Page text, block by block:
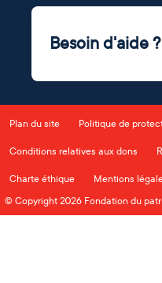
Besoin d'aide ?
Plan du site Politique de
Conditions relatives aux dons
Charte éthique Mentions
© Copyright 2026 Fondation du